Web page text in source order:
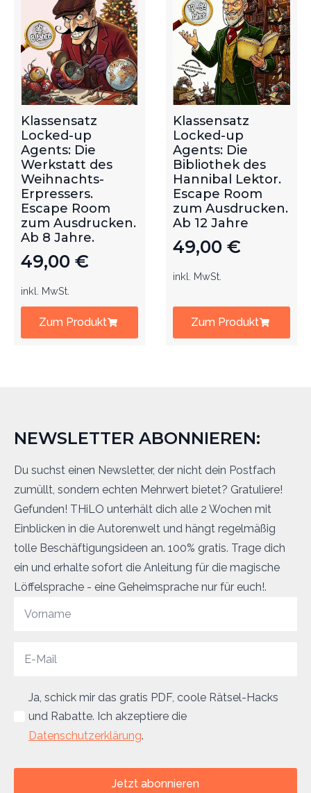
Klassensatz
Locked-up
Agents: Die
Werkstatt des
Weihnachts-
Erpressers.
Escape Room
zum Ausdrucken.
Ab 8 Jahre.
49,00 €
inkl. MwSt.
Zum Produkt
Klassensatz
Locked-up
Agents: Die
Bibliothek des
Hannibal Lektor.
Escape Room
zum Ausdrucken.
Ab 12 Jahre
49,00 €
inkl. MwSt.
Zum Produkt
NEWSLETTER ABONNIEREN:
Du suchst einen Newsletter, der nicht dein Postfach
zumüllt, sondern echten Mehrwert bietet? Gratuliere!
Gefunden! THiLO unterhält dich alle 2 Wochen mit
Einblicken in die Autorenwelt und hängt regelmäßig
tolle Beschäftigungsideen an. 100% gratis. Trage dich
ein und erhalte sofort die Anleitung für die magische
Löffelsprache - eine Geheimsprache nur für euch!.
Ja, schick mir das gratis PDF, coole Rätsel-Hacks
und Rabatte. Ich akzeptiere die
Datenschutzerklärung.
Jetzt abonnieren